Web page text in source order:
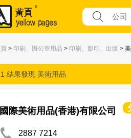
> 印刷、辦公室用品 > 印刷、影印、出版 >
結果發現 美術用品
國際美術用品(香港)有限公司
2887 7214